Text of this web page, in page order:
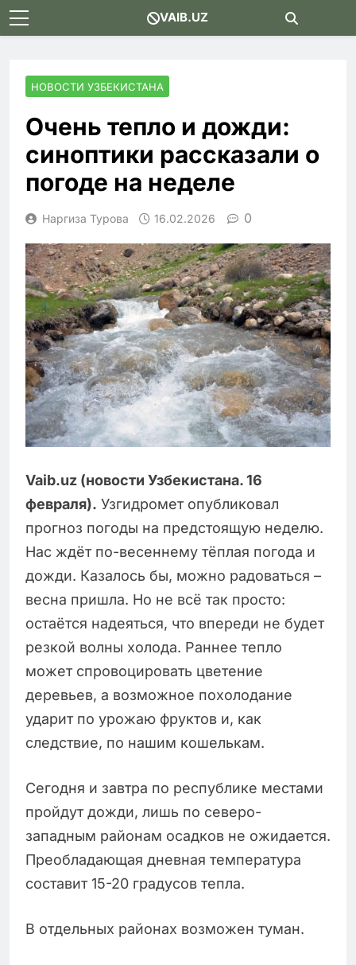
Skip
to
VAIB.UZ
НОВОСТИ УЗБЕКИСТАНА
Очень тепло и дожди:
синоптики рассказали о
погоде на неделе
Наргиза Турова 16.02.2026 0
Vaib.uz (новости Узбекистана. 16
февраля). Узгидромет опубликовал
прогноз погоды на предстоящую неделю.
Нас ждёт по-весеннему тёплая погода и
дожди. Казалось бы, можно радоваться –
весна пришла. Но не всё так просто:
остаётся надеяться, что впереди не будет
резкой волны холода. Раннее тепло
может спровоцировать цветение
деревьев, а возможное похолодание
ударит по урожаю фруктов и, как
следствие, по нашим кошелькам.
Сегодня и завтра по республике местами
пройдут дожди, лишь по северо-
западным районам осадков не ожидается.
Преобладающая дневная температура
составит 15-20 градусов тепла.
В отдельных районах возможен туман.